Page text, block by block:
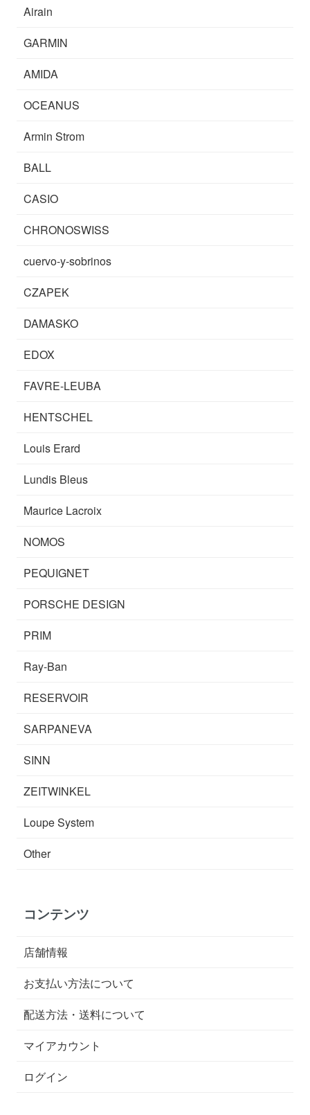
Airain
GARMIN
AMIDA
OCEANUS
Armin Strom
BALL
CASIO
CHRONOSWISS
cuervo-y-sobrinos
CZAPEK
DAMASKO
EDOX
FAVRE-LEUBA
HENTSCHEL
Louis Erard
Lundis Bleus
Maurice Lacroix
NOMOS
PEQUIGNET
PORSCHE DESIGN
PRIM
Ray-Ban
RESERVOIR
SARPANEVA
SINN
ZEITWINKEL
Loupe System
Other
コンテンツ
店舗情報
お支払い方法について
配送方法・送料について
マイアカウント
ログイン